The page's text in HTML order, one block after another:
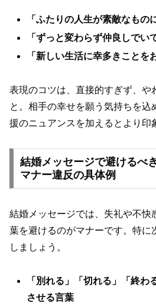
「ふたりの人生が素敵なもの
「ずっと変わらず仲良しでい
「新しい生活に幸多きことを
表現のコツは、直接的すぎず、や
と。相手の幸せを願う気持ちを込
援のニュアンスを加えるとより印
結婚メッセージで避けるべ
マナー違反の具体例
結婚メッセージでは、失礼や不快
葉を避けるのがマナーです。特に
しましょう。
「別れる」「切れる」「終わ
させる言葉